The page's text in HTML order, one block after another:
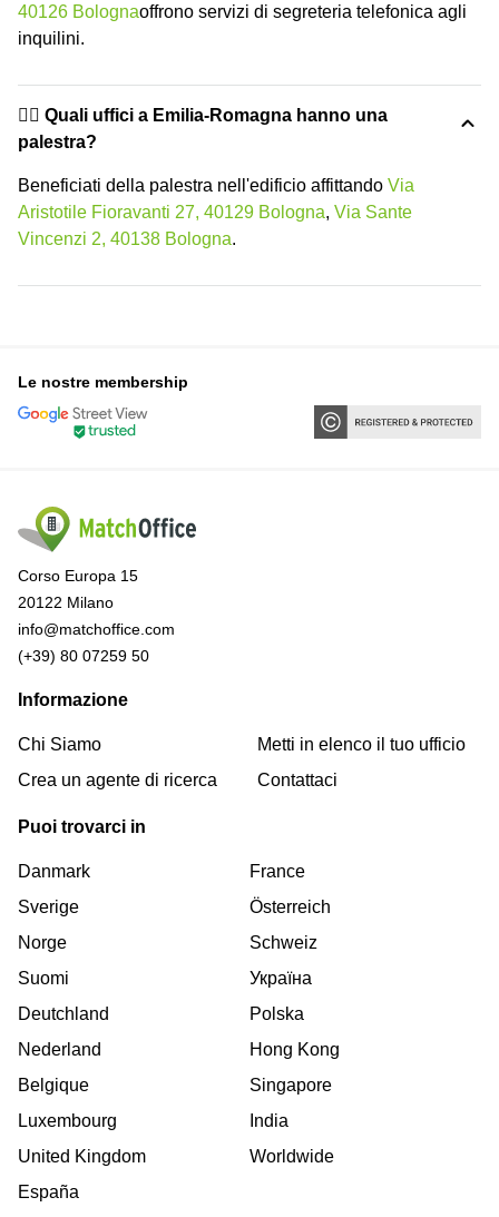
40126 Bolognaoffrono servizi di segreteria telefonica agli
inquilini.
🏋️‍♂️ Quali uffici a Emilia-Romagna hanno una
palestra?
Beneficiati della palestra nell'edificio affittando Via
Aristotile Fioravanti 27, 40129 Bologna, Via Sante
Vincenzi 2, 40138 Bologna.
Le nostre membership
Corso Europa 15
20122 Milano
info@matchoffice.com
(+39) 80 07259 50
Informazione
Chi Siamo
Crea un agente di ricerca
Metti in elenco il tuo ufficio
Contattaci
Puoi trovarci in
Danmark
Sverige
Norge
Suomi
Deutchland
Nederland
Belgique
Luxembourg
United Kingdom
España
France
Österreich
Schweiz
Україна
Polska
Hong Kong
Singapore
India
Worldwide